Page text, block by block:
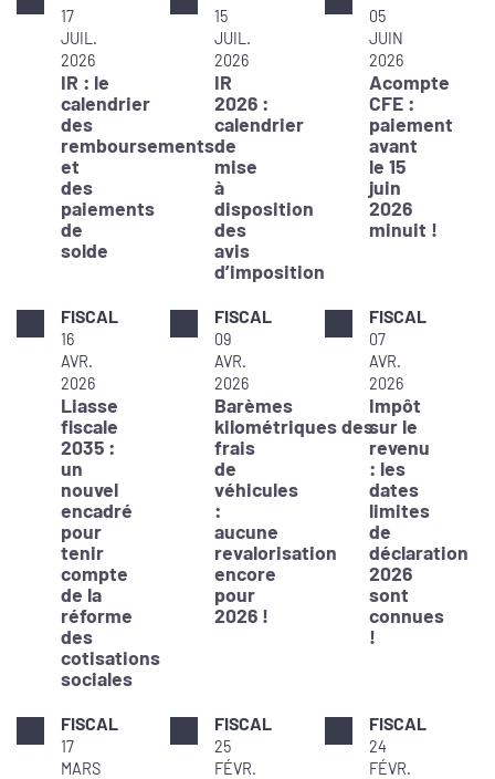
17
JUIL.
2026
IR : le
calendrier
des
remboursements
et
des
paiements
de
solde
15
JUIL.
2026
IR
2026 :
calendrier
de
mise
à
disposition
des
avis
d’imposition
05
JUIN
2026
Acompte
CFE :
paiement
avant
le 15
juin
2026
minuit !
FISCAL
16
AVR.
2026
Liasse
fiscale
2035 :
un
nouvel
encadré
pour
tenir
compte
de la
réforme
des
cotisations
sociales
FISCAL
09
AVR.
2026
Barèmes
kilométriques des
frais
de
véhicules
:
aucune
revalorisation
encore
pour
2026 !
FISCAL
07
AVR.
2026
Impôt
sur le
revenu
: les
dates
limites
de
déclaration
2026
sont
connues
!
FISCAL
17
MARS
FISCAL
25
FÉVR.
FISCAL
24
FÉVR.